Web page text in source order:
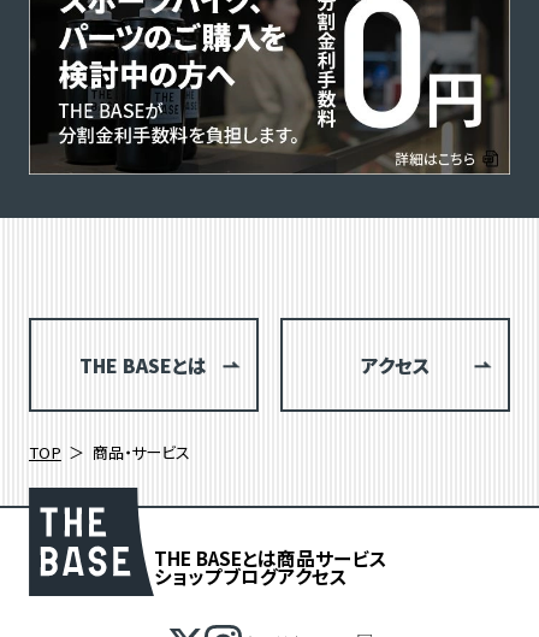
THE BASEとは アクセス
TOP 商品・サービス
THE BASEとは商品サービス
ショップブログアクセス